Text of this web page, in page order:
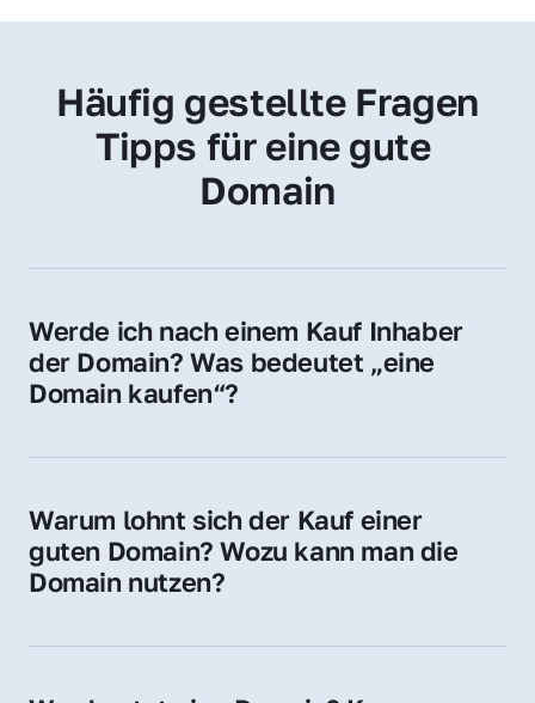
Häufig gestellte Fragen
Tipps für eine gute
Domain
Werde ich nach einem Kauf Inhaber
der Domain? Was bedeutet „eine
Domain kaufen“?
Sie erhalten alle Rechte zur Nutzung,
Domain.
Warum lohnt sich der Kauf einer
guten Domain? Wozu kann man die
Domain nutzen?
Vertrauen und Markenwert. Nutzen Sie sie